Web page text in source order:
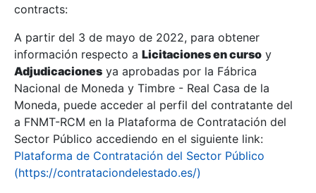
Show/Hide
Show/Hide
contracts:
A partir del 3 de mayo de 2022, para obtener
información respecto a Licitaciones en curso y
Adjudicaciones ya aprobadas por la Fábrica
Nacional de Moneda y Timbre - Real Casa de la
Moneda, puede acceder al perfil del contratante del
a FNMT-RCM en la Plataforma de Contratación del
Sector Público accediendo en el siguiente link:
Plataforma de Contratación del Sector Público
(https://contrataciondelestado.es/)